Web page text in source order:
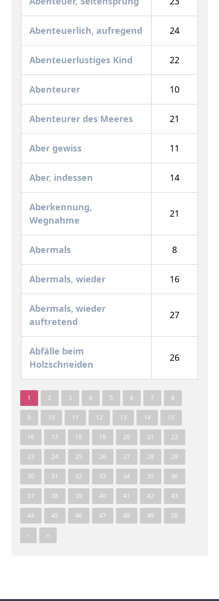
Abenteuerlich, aufregend 24
Abenteuerlustiges Kind 22
Abenteurer 10
Abenteurer des Meeres 21
Aber gewiss 11
Aber, indessen 14
Aberkennung,
Wegnahme
21
Abermals 8
Abermals, wieder 16
Abermals, wieder
auftretend
27
Abfälle beim
Holzschneiden
26
1 2 3 4 5 6 7 8
9 10 11 12 13 14 15
16 17 18 19 20 21 22
23 24 25 26 27 28 29
30 31 32 33 34 35 36
37 38 39 40 41 42 43
44 45 46 47 48 49 50
› »